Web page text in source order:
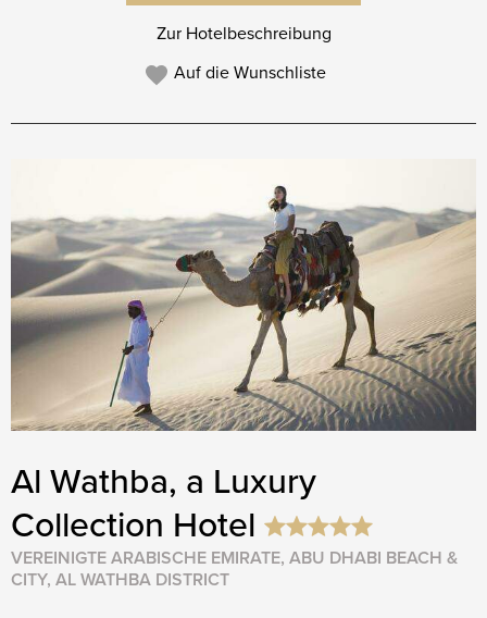
Zur Hotelbeschreibung
Auf die Wunschliste
Al Wathba, a Luxury
Collection Hotel
VEREINIGTE ARABISCHE EMIRATE, ABU DHABI BEACH &
CITY, AL WATHBA DISTRICT